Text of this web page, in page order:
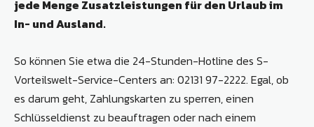
jede Menge Zusatzleistungen für den Urlaub im
In- und Ausland.
So können Sie etwa die 24-Stunden-Hotline des S-
Vorteilswelt-Service-Centers an: 02131 97-2222. Egal, ob
es darum geht, Zahlungskarten zu sperren, einen
Schlüsseldienst zu beauftragen oder nach einem